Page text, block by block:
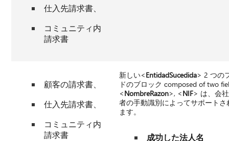
仕入先請求書、
コミュニティ内
請求書
顧客の請求書、
仕入先請求書、
コミュニティ内
請求書
新しい<EntidadSucedida> 2 つの
ドのブロック сomposed of two
<NombreRazon>, <NIF> は、会
者の手動識別によってサポートさ
ます。
成功した法人名